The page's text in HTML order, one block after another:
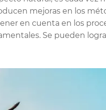
mejoras en los
en cuenta en los
Se pueden